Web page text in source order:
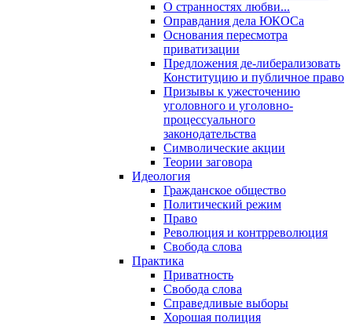
О странностях любви...
Оправдания дела ЮКОСа
Основания пересмотра
приватизации
Предложения де-либерализовать
Конституцию и публичное право
Призывы к ужесточению
уголовного и уголовно-
процессуального
законодательства
Символические акции
Теории заговора
Идеология
Гражданское общество
Политический режим
Право
Революция и контрреволюция
Свобода слова
Практика
Приватность
Свобода слова
Справедливые выборы
Хорошая полиция